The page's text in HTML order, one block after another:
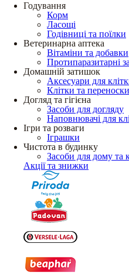
Годування
Корм
Ласощі
Годівниці та поїлки
Ветеринарна аптека
Вітаміни та добавки
Протипаразитарні
Домашній затишок
Аксесуари для
Клітки та переноски
Догляд та гігієна
Засоби для догляду
Наповнювачі для
Ігри та розваги
Іграшки
Чистота в будинку
Засоби для дому та
Акції та знижки